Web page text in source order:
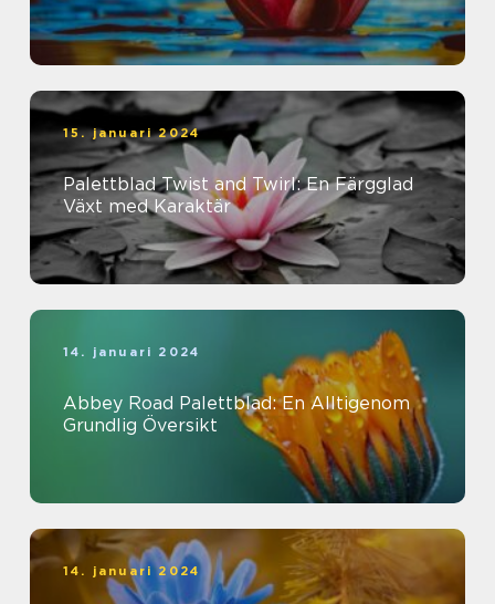
15. januari 2024
Palettblad Twist and Twirl: En Färgglad
Växt med Karaktär
14. januari 2024
Abbey Road Palettblad: En Alltigenom
Grundlig Översikt
14. januari 2024